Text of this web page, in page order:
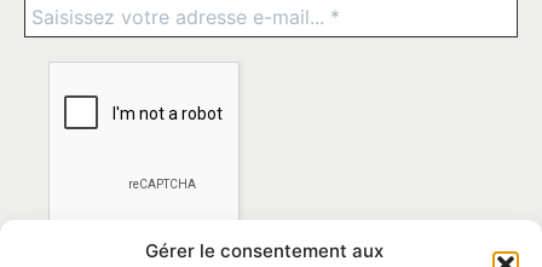
Gérer le consentement aux